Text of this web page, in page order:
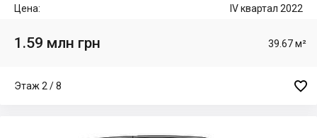
Цена: IV квартал 2022
1.59 млн грн 39.67 м²
Этаж 2 / 8 